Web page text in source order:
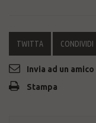
TWITTA CONDIVIDI
Invia ad un amico
Stampa